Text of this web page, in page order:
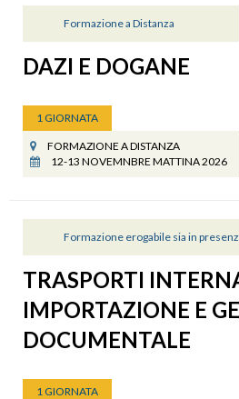
Formazione a Distanza
DAZI E DOGANE
1 GIORNATA
FORMAZIONE A DISTANZA
12-13 NOVEMNBRE MATTINA 2026
Formazione erogabile sia in
TRASPORTI
IMPORTAZIONE E
DOCUMENTALE
1 GIORNATA